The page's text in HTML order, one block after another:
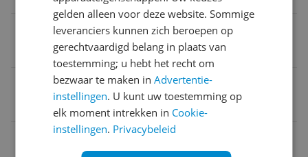
Dieetvoorkeur
Vegetarisch
UTZ gecertificeerd
Geschikt voor soort koffie
gelden alleen voor deze website. Sommige
leveranciers kunnen zich beroepen op
gerechtvaardigd belang in plaats van
toestemming; u hebt het recht om
bezwaar te maken inAdvertentie-
instellingen. U kunt uw toestemming op
elk moment intrekken in Cookie-
instellingen. Privacybeleid